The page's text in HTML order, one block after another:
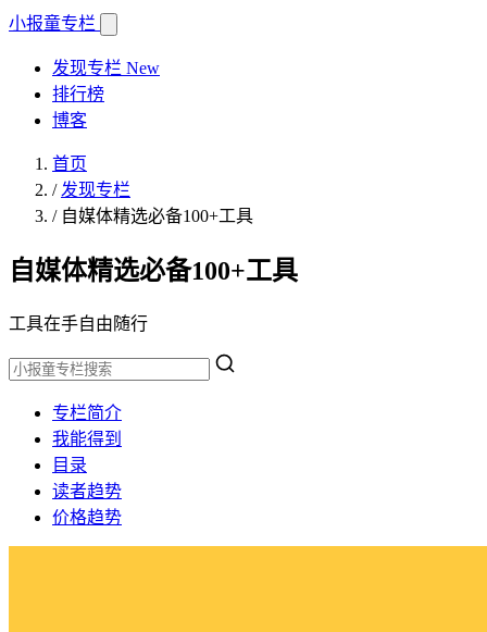
小报童专栏
发现专栏 New
排行榜
博客
首页
/ 发现专栏
/ 自媒体精选必备100+工具
自媒体精选必备100+工具
工具在手自由随行
专栏简介
我能得到
目录
读者趋势
价格趋势